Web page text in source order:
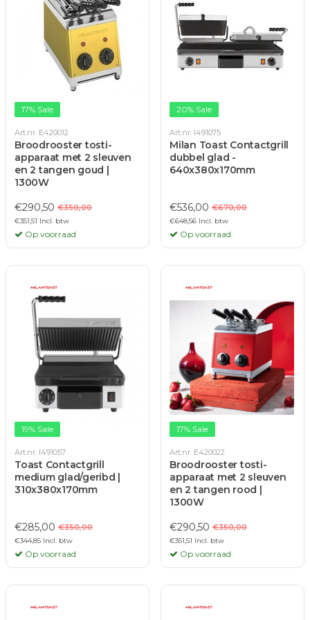
17% Sale
Art.nr. E420012
Broodrooster tosti-
apparaat met 2 sleuven
en 2 tangen goud |
1300W
€290,50 €350,00
€351,51 Incl. btw
Op voorraad
20% Sale
Art.nr. I491075
Milan Toast Contactgrill
dubbel glad -
640x380x170mm
€536,00 €670,00
€648,56 Incl. btw
Op voorraad
19% Sale
Art.nr. I491057
Toast Contactgrill
medium glad/geribd |
310x380x170mm
€285,00 €350,00
€344,85 Incl. btw
Op voorraad
17% Sale
Art.nr. E420022
Broodrooster tosti-
apparaat met 2 sleuven
en 2 tangen rood |
1300W
€290,50 €350,00
€351,51 Incl. btw
Op voorraad